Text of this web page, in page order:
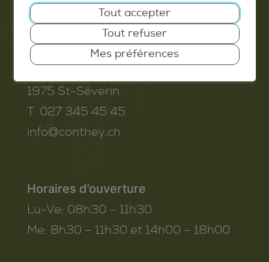
Commune de Conthey
Route de Savoie 54
1975 St-Séverin
T. 027 345 45 45
info@conthey.ch
Horaires d’ouverture
Lu-Ve: 08h30 – 11h30
Me: 8h30 – 11h30 et 14h00 – 18h00
Tout accepter
Tout refuser
Mes préférences